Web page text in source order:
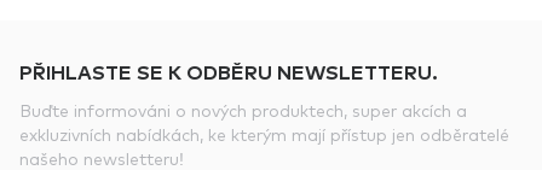
PŘIHLASTE SE K ODBĚRU NEWSLETTERU.
Buďte informováni o nových produktech, super akcích a
exkluzivních nabídkách, ke kterým mají přístup jen odběratelé
našeho newsletteru!